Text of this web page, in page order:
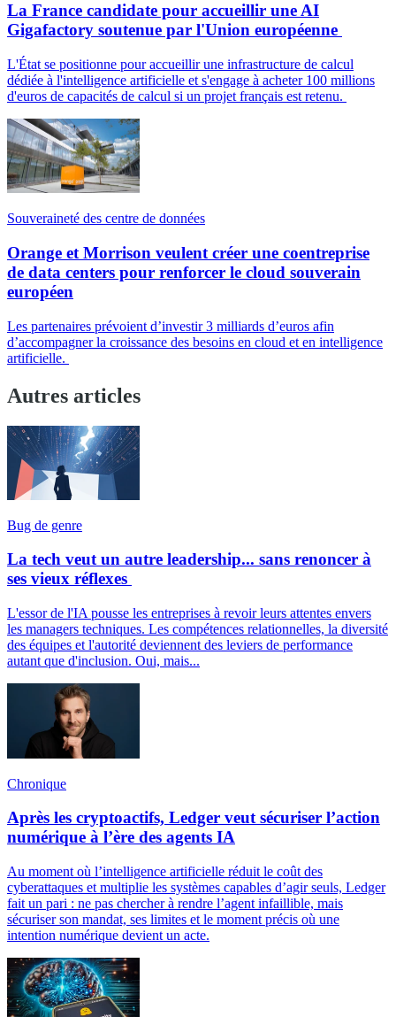
La France candidate pour accueillir une AI
Gigafactory soutenue par l'Union européenne
L'État se positionne pour accueillir une infrastructure de calcul
dédiée à l'intelligence artificielle et s'engage à acheter 100 millions
d'euros de capacités de calcul si un projet français est retenu.
Souveraineté des centre de données
Orange et Morrison veulent créer une coentreprise
de data centers pour renforcer le cloud souverain
européen
Les partenaires prévoient d’investir 3 milliards d’euros afin
d’accompagner la croissance des besoins en cloud et en intelligence
artificielle.
Autres articles
Bug de genre
La tech veut un autre leadership... sans renoncer à
ses vieux réflexes
L'essor de l'IA pousse les entreprises à revoir leurs attentes envers
les managers techniques. Les compétences relationnelles, la diversité
des équipes et l'autorité deviennent des leviers de performance
autant que d'inclusion. Oui, mais...
Chronique
Après les cryptoactifs, Ledger veut sécuriser l’action
numérique à l’ère des agents IA
Au moment où l’intelligence artificielle réduit le coût des
cyberattaques et multiplie les systèmes capables d’agir seuls, Ledger
fait un pari : ne pas chercher à rendre l’agent infaillible, mais
sécuriser son mandat, ses limites et le moment précis où une
intention numérique devient un acte.